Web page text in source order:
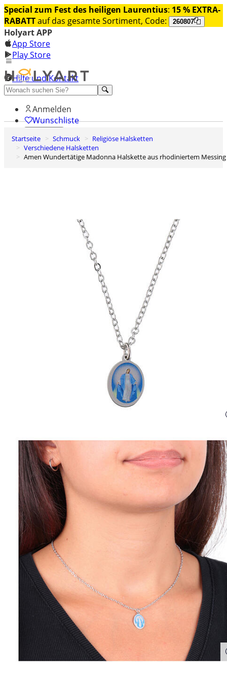
Special zum Fest des heiligen Laurentius: 15 % EXTRA-
RABATTauf das gesamte Sortiment, Code: 260807
Holyart APP
App Store
Play Store
Hilfe und Kontakt
Entdecken Sie Premium
Anmelden
Wunschliste
0
Warenkorb
Startseite Schmuck
Religiöse Halsketten
Verschiedene Halsketten
Amen Wundertätige Madonna Halskette aus rhodiniertem Messing